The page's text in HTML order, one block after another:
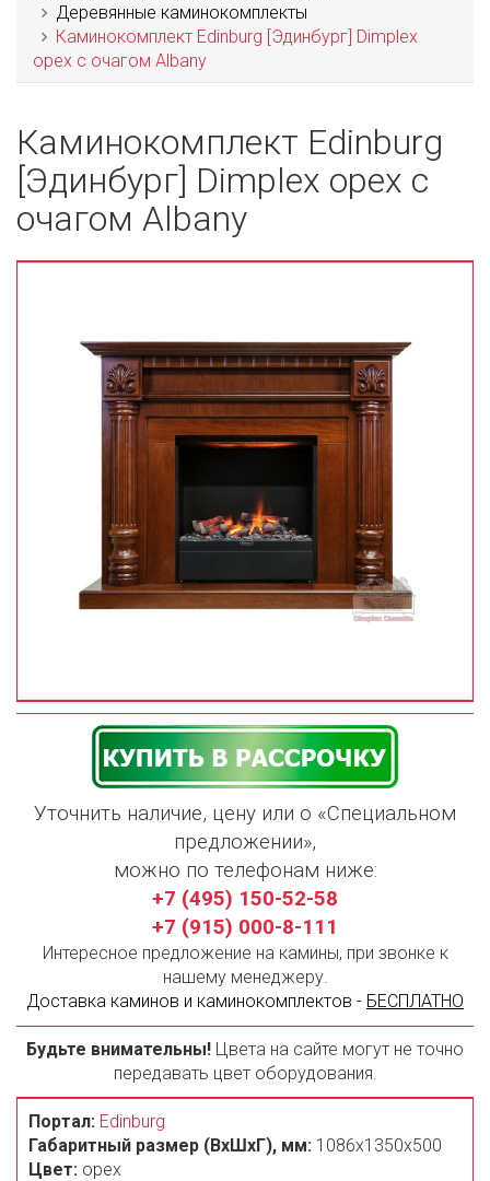
Деревянные каминокомплекты
Каминокомплект Edinburg [Эдинбург] Dimplex
орех с очагом Albany
Каминокомплект Edinburg
[Эдинбург] Dimplex орех с
очагом Albany
Уточнить наличие, цену или о «Специальном
предложении»,
можно по телефонам ниже:
+7 (495) 150-52-58
+7 (915) 000-8-111
Интересное предложение на камины, при звонке к
нашему менеджеру.
Доставка каминов и каминокомплектов - БЕСПЛАТНО
Будьте внимательны! Цвета на сайте могут не точно
передавать цвет оборудования.
Портал: Edinburg
Габаритный размер (ВxШxГ), мм: 1086х1350x500
Цвет: орех